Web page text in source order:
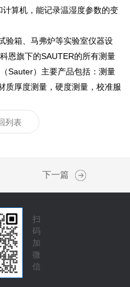
算机，能记录温湿度参数的变
验箱、马弗炉等实验室仪器设
恩旗下的SAUTER的所有测量
Sauter）主要产品包括：测量
质厚度测量，硬度测量，校准服
列表
下一篇
扫
码
加
微
信